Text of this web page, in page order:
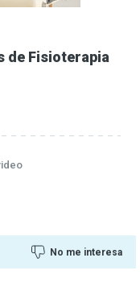
de Fisioterapia
No me interesa